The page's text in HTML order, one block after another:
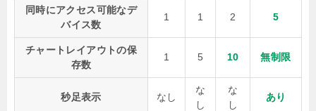
同時にアクセス可能なデ
バイス数
1 1 2 5
チャートレイアウトの保
存数
1 5 10 無制限
秒足表示 なし
な
し
な
し
あり